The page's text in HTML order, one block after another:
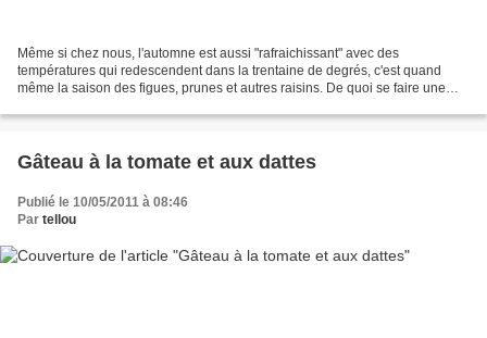
Même si chez nous, l'automne est aussi "rafraichissant" avec des
températures qui redescendent dans la trentaine de degrés, c'est quand
même la saison des figues, prunes et autres raisins. De quoi se faire une
Gâteau à la tomate et aux dattes
Publié le 10/05/2011 à 08:46
Par tellou